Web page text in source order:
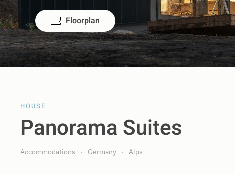
Floorplan
HOUSE
Panorama Suites
Accommodations Germany Alps